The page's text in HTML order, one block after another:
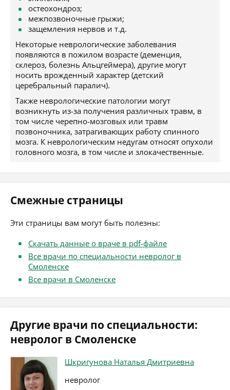
остеохондроз;
межпозвоночные грыжи;
защемления нервов и т.д.
Некоторые неврологические заболевания
появляются в пожилом возрасте (деменция,
склероз, болезнь Альцгеймера), другие могут
носить врожденный характер (детский
церебральный паралич).
Также неврологические патологии могут
возникнуть из-за получения различных травм, в
том числе черепно-мозговых или травм
позвоночника, затрагивающих работу спинного
мозга. К неврологическим недугам относят опухоли
головного мозга, в том числе и злокачественные.
Смежные страницы
Эти страницы вам могут быть полезны:
Скачать данные о враче в pdf-файле
Все врачи по специальности невролог в
Смоленске
Все врачи в Смоленске
Другие врачи по специальности:
невролог в Смоленске
Шкригунова Наталья Дмитриевна
невролог